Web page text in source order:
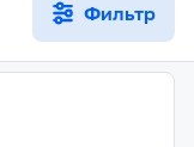
Фильтр